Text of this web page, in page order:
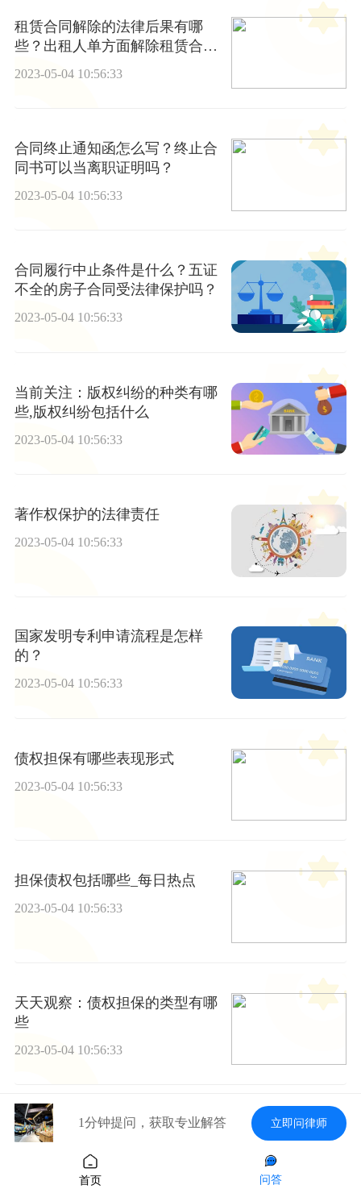
租赁合同解除的法律后果有哪
些？出租人单方面解除租赁合同
2023-05-04 10:56:33
合同终止通知函怎么写？终止合
同书可以当离职证明吗？
2023-05-04 10:56:33
合同履行中止条件是什么？五证
不全的房子合同受法律保护吗？
2023-05-04 10:56:33
当前关注：版权纠纷的种类有哪
些,版权纠纷包括什么
2023-05-04 10:56:33
著作权保护的法律责任
2023-05-04 10:56:33
国家发明专利申请流程是怎样
的？
2023-05-04 10:56:33
债权担保有哪些表现形式
2023-05-04 10:56:33
担保债权包括哪些_每日热点
2023-05-04 10:56:33
天天观察：债权担保的类型有哪
些
2023-05-04 10:56:33
债权担保的重要作用有哪些|每日
播报
2023-05-04 10:56:33
1分钟提问，获取专业解答 立即问律师
首页 问答